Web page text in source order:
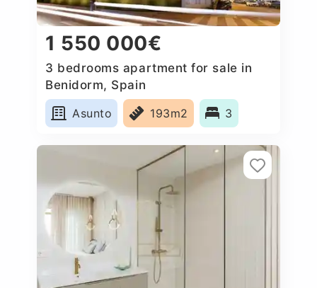
1 550 000€
3 bedrooms apartment for sale in
Benidorm, Spain
Asunto
193m2 3